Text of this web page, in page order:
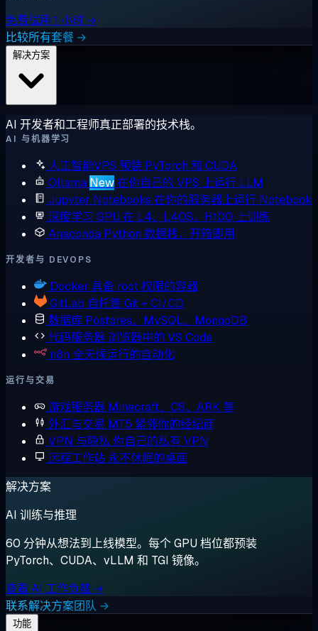
免费试用 1 小时 →
比较所有套餐 →
AI 开发者和工程师真正部署的技术栈。
AI 与机器学习
人工智能VPS 预装 PyTorch 和 CUDA
Ollama New在你自己的 VPS 上运行 LLM
Jupyter Notebooks 在你的服务器上运行 Notebook
深度学习 GPU 在 L4、L40S、H100 上训练
Anaconda Python 数据栈，开箱即用
开发者与 DEVOPS
Docker 具备 root 权限的容器
GitLab 自托管 Git + CI/CD
数据库 Postgres、MySQL、MongoDB
代码服务器 浏览器中的 VS Code
n8n 全天候运行的自动化
运行与交易
游戏服务器 Minecraft、CS、ARK 等
外汇与交易 MT5 紧邻你的经纪商
VPN 与隐私 你自己的私有 VPN
远程工作站 永不休眠的桌面
解决方案
AI 训练与推理
60 分钟从想法到上线模型。每个 GPU 档位都预装
PyTorch、CUDA、vLLM 和 TGI 镜像。
查看 AI 工作负载 →
联系解决方案团队 →